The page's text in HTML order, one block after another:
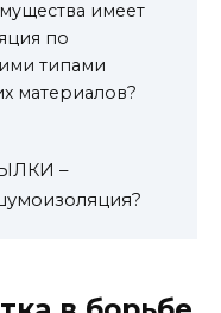
имеет
по
типами
материалов?
–